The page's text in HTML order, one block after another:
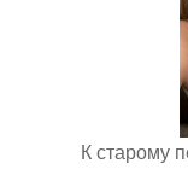
К старому